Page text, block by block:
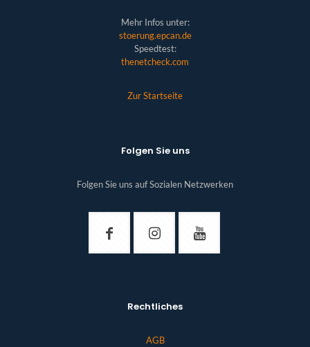
Mehr Infos unter:
stoerung.epcan.de
Speedtest:
thenetcheck.com
Zur Startseite
Folgen Sie uns
Folgen Sie uns auf Sozialen Netzwerken
Rechtliches
AGB